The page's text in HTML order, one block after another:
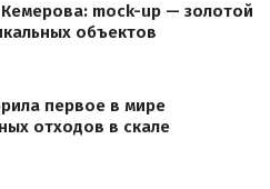
mock-up — золотой
объектов
первое в мире
отходов в скале